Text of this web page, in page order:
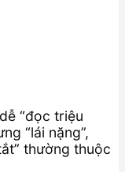
“đọc triệu
“lái nặng”,
thường thuộc